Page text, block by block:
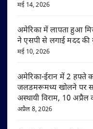
मई 14, 2026
अमेरिका में लापता हुआ
ने एसपी से लगाई मदद की
मई 10, 2026
अमेरिका-ईरान में 2 हफ्ते
जलडमरूमध्य खोलने पर
अस्थायी विराम, 10 अप्रैल
अप्रैल 8, 2026